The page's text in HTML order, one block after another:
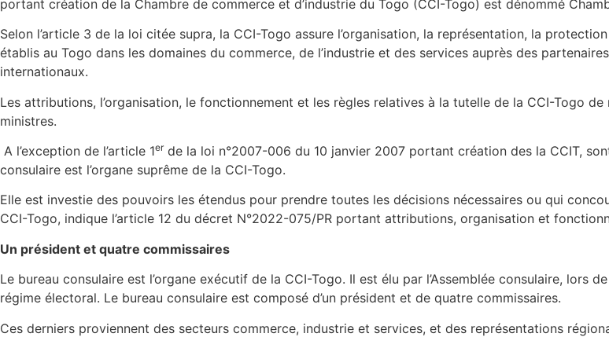
portant création de la Chambre de commerce et d’industrie du Togo (CCI-Togo) est dénommé
Selon l’article 3 de la loi citée supra, la CCI-Togo assure l’organisation, la représentation, la
établis au Togo dans les domaines du commerce, de l’industrie et des services auprès des
internationaux.
Les attributions, l’organisation, le fonctionnement et les règles relatives à la tutelle de la CCI-Togo
ministres.
A l’exception de l’article 1erde la loi n°2007-006 du 10 janvier 2007 portant création des la CCIT,
consulaire est l’organe suprême de la CCI-Togo.
Elle est investie des pouvoirs les étendus pour prendre toutes les décisions nécessaires ou qui
CCI-Togo, indique l’article 12 du décret N°2022-075/PR portant attributions, organisation et
Un président et quatre commissaires
Le bureau consulaire est l’organe exécutif de la CCI-Togo. Il est élu par l’Assemblée consulaire,
régime électoral. Le bureau consulaire est composé d’un président et de quatre commissaires.
Ces derniers proviennent des secteurs commerce, industrie et services, et des représentations